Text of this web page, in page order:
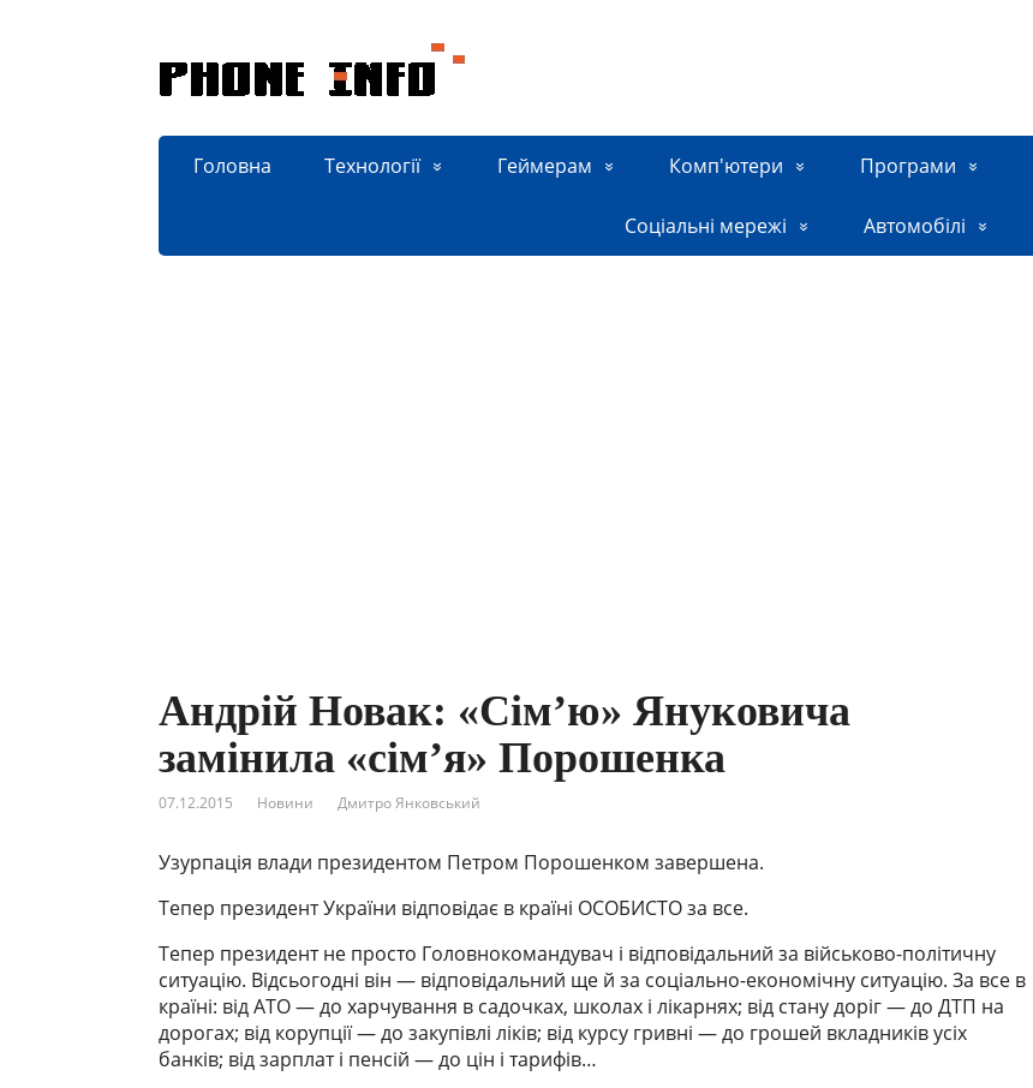
Головна Технології Геймерам Комп'ютери Програми
Соціальні мережі Автомобілі
Андрій Новак: «Сім’ю» Януковича
замінила «сім’я» Порошенка
07.12.2015 Новини Дмитро Янковський
Узурпація влади президентом Петром Порошенком завершена.
Тепер президент України відповідає в країні ОСОБИСТО за все.
Тепер президент не просто Головнокомандувач і відповідальний за військово-політичну
ситуацію. Відсьогодні він — відповідальний ще й за соціально-економічну ситуацію. За все в
країні: від АТО — до харчування в садочках, школах і лікарнях; від стану доріг — до ДТП на
дорогах; від корупції — до закупівлі ліків; від курсу гривні — до грошей вкладників усіх
банків; від зарплат і пенсій — до цін і тарифів…